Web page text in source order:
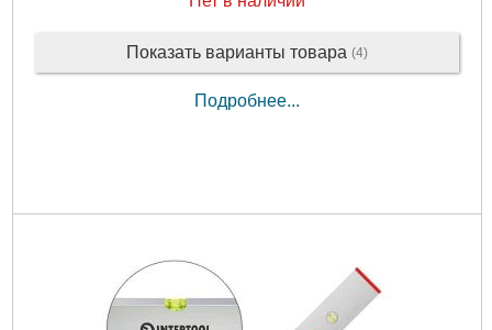
Показать варианты товара (4)
Подробнее...